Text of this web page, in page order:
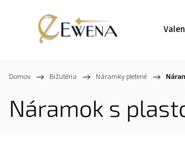
Domov / Bižutéria / Náramky pletené /
Náramok s